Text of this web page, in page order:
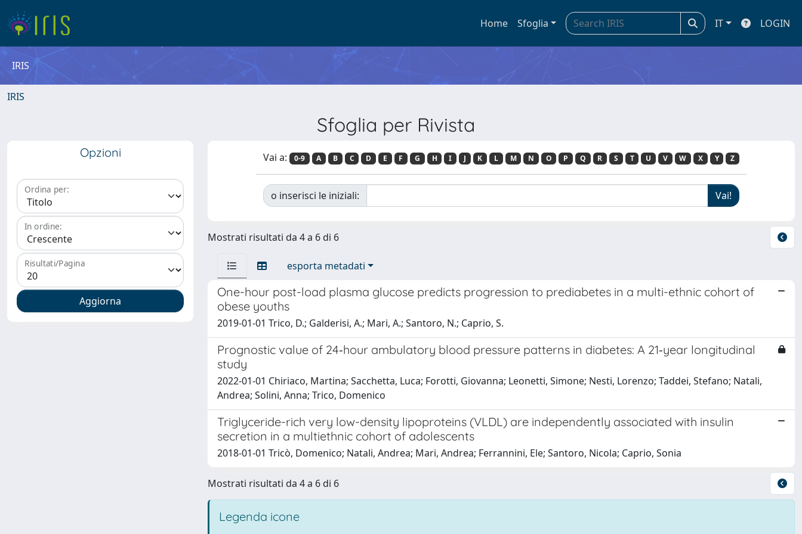
Home Sfoglia IT LOGIN
IRIS
IRIS
Sfoglia per Rivista
Opzioni
Ordina per:
In ordine:
Risultati/Pagina
Vai a: 0-9 A B C D E F G H I J K L M N O P Q R S T U V W X Y Z
o inserisci le iniziali:
Mostrati risultati da 4 a 6 di 6
esporta metadati
One-hour post-load plasma glucose predicts progression to prediabetes in a multi-ethnic cohort of
obese youths
2019-01-01 Trico, D.; Galderisi, A.; Mari, A.; Santoro, N.; Caprio, S.
Prognostic value of 24‐hour ambulatory blood pressure patterns in diabetes: A 21‐year longitudinal
study
2022-01-01 Chiriaco, Martina; Sacchetta, Luca; Forotti, Giovanna; Leonetti, Simone; Nesti, Lorenzo; Taddei, Stefano; Natali,
Andrea; Solini, Anna; Trico, Domenico
Triglyceride-rich very low-density lipoproteins (VLDL) are independently associated with insulin
secretion in a multiethnic cohort of adolescents
2018-01-01 Tricò, Domenico; Natali, Andrea; Mari, Andrea; Ferrannini, Ele; Santoro, Nicola; Caprio, Sonia
Mostrati risultati da 4 a 6 di 6
Legenda icone